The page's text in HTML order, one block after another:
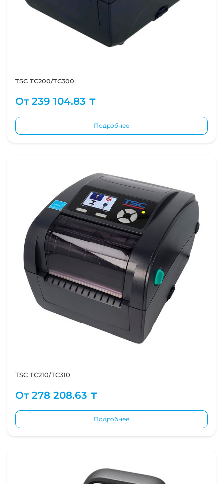
TSC TC200/TC300
От239 104.83 ₸
Подробнее
TSC TC210/TC310
От278 208.63 ₸
Подробнее